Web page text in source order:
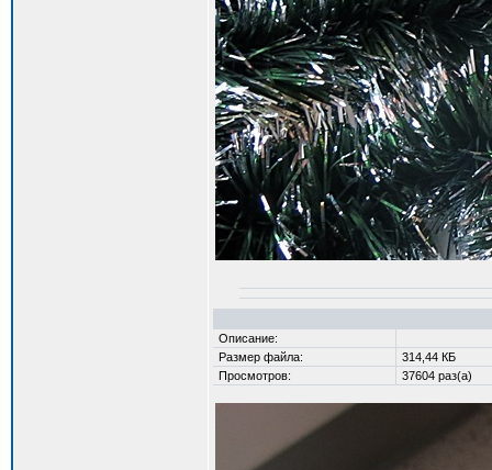
Описание:
Размер файла:
314,44 КБ
Просмотров:
37604 раз(а)